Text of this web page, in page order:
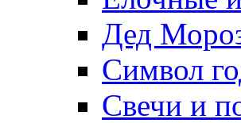
Дед
Символ
Свечи и